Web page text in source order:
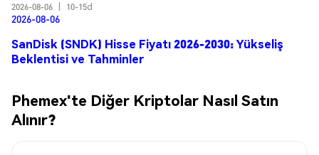
2026-08-06
10-15d
2026-08-06
SanDisk (SNDK) Hisse Fiyatı 2026-2030: Yükseliş
Beklentisi ve Tahminler
Phemex'te Diğer Kriptolar Nasıl Satın
Alınır?